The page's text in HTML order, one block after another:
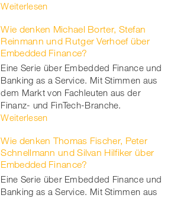
Weiterlesen
Wie denken Michael Borter, Stefan
Reinmann und Rutger Verhoef über
Embedded Finance?
Eine Serie über Embedded Finance und
Banking as a Service. Mit Stimmen aus
dem Markt von Fachleuten aus der
Finanz- und FinTech-Branche.
Weiterlesen
Wie denken Thomas Fischer, Peter
Schnellmann und Silvan Hilfiker über
Embedded Finance?
Eine Serie über Embedded Finance und
Banking as a Service. Mit Stimmen aus